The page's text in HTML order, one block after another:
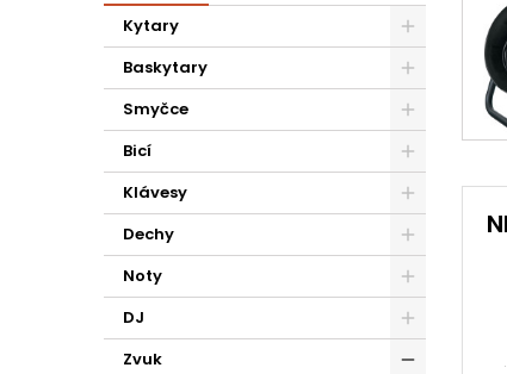
Kytary
Baskytary
Smyčce
Bicí
Klávesy
Dechy
Noty
DJ
Zvuk